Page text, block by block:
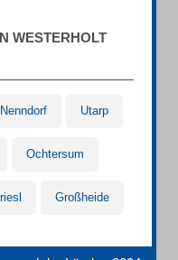
WESTERHOLT
Nenndorf Utarp
Ochtersum
Großheide